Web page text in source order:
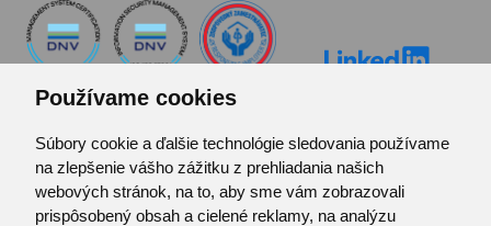
Používame cookies
Súbory cookie a ďalšie technológie sledovania používame
na zlepšenie vášho zážitku z prehliadania našich
webových stránok, na to, aby sme vám zobrazovali
prispôsobený obsah a cielené reklamy, na analýzu
Kontakt
Pozvánka do infocentra
Zoznam použitých skratiek